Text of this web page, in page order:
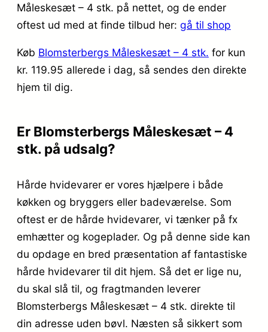
Måleskesæt – 4 stk. på nettet, og de ender
oftest ud med at finde tilbud her: gå til shop
Køb Blomsterbergs Måleskesæt – 4 stk. for kun
kr. 119.95 allerede i dag, så sendes den direkte
hjem til dig.
Er Blomsterbergs Måleskesæt – 4
stk. på udsalg?
Hårde hvidevarer er vores hjælpere i både
køkken og bryggers eller badeværelse. Som
oftest er de hårde hvidevarer, vi tænker på fx
emhætter og kogeplader. Og på denne side kan
du opdage en bred præsentation af fantastiske
hårde hvidevarer til dit hjem. Så det er lige nu,
du skal slå til, og fragtmanden leverer
Blomsterbergs Måleskesæt – 4 stk. direkte til
din adresse uden bøvl. Næsten så sikkert som